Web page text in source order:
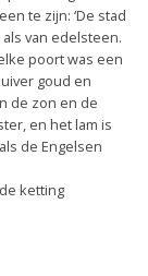
te zijn: ‘De stad
van edelsteen.
poort was een
goud en
de zon en de
en het lam is
de Engelsen
ketting